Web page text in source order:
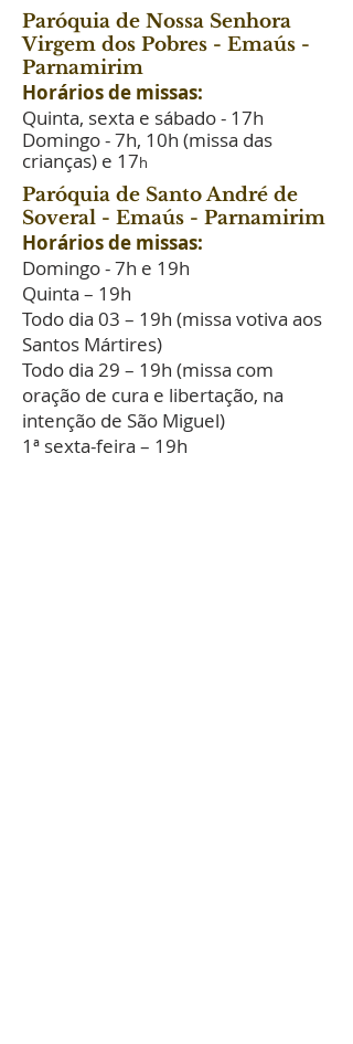
Paróquia de Nossa Senhora
Virgem dos Pobres - Emaús -
Parnamirim
Horários de missas:
Quinta, sexta e sábado - 17h
Domingo - 7h, 10h (missa das
crianças) e 17h
Paróquia de Santo André de
Soveral - Emaús - Parnamirim
Horários de missas:
Domingo - 7h e 19h
Quinta – 19h
Todo dia 03 – 19h (missa votiva aos
Santos Mártires)
Todo dia 29 – 19h (missa com
oração de cura e libertação, na
intenção de São Miguel)
1ª sexta-feira – 19h